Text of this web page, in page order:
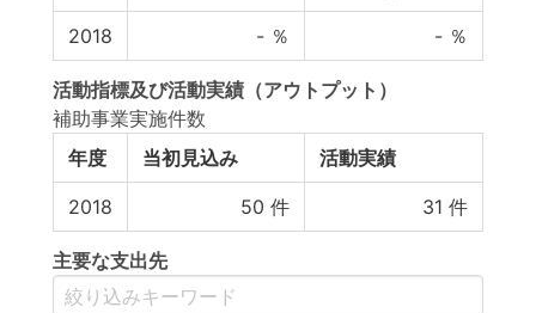
2018 - ％ - ％
活動指標及び活動実績 （アウトプット）
補助事業実施件数
年度
当初見込み 活動実績
2018 50 件 31 件
主要な支出先